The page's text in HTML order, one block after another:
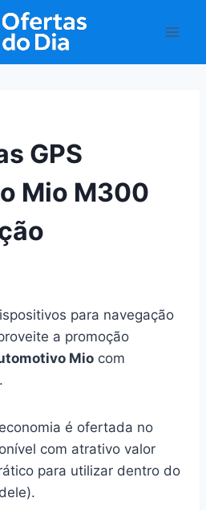
GPS
Mio M300
para navegação
a promoção
Mio com
é ofertada no
com atrativo valor
para utilizar dentro do